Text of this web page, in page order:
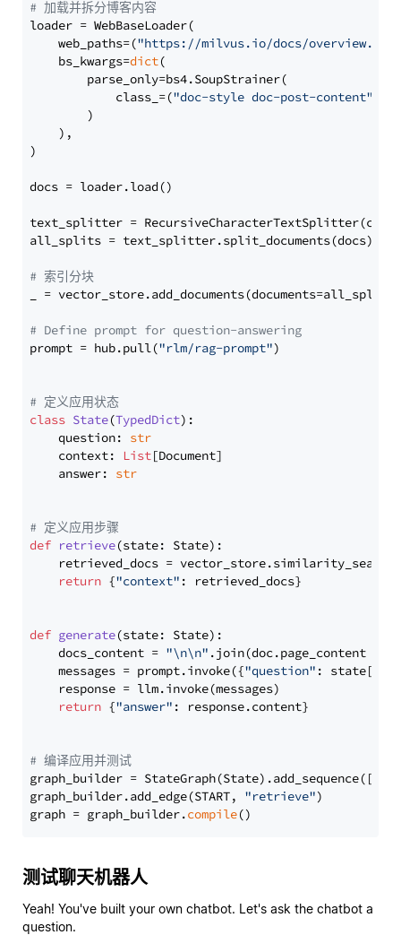
# 加载并拆分博客内容
loader = WebBaseLoader(
    web_paths=(
"https://milvus.io/docs/overview.md"
    bs_kwargs=
dict(
        parse_only=bs4.SoupStrainer(
            class_=(
"doc-style doc-post-content"
        )
    ),
)
docs = loader.load()
text_splitter =
all_splits = text_splitter.split_documents(docs)
# 索引分块
_ = vector_store.add_documents(documents=all_splits)
# Define prompt for question-answering
prompt = hub.pull("rlm/rag-prompt")
# 定义应用状态
class State(TypedDict):
    question:
str
    context:
List[Document]
    answer:
str
# 定义应用步骤
def retrieve(state: State):
retrieved_docs =
return {"context" : retrieved_docs}
def generate(state: State):
    docs_content =
"\n\n" .join(doc.page_content
    messages = prompt.invoke({
"question" : state[
    response = llm.invoke(messages)
return {"answer" : response.content}
# 编译应用并测试
graph_builder =
graph_builder.add_edge(START, "retrieve")
graph = graph_builder.compile
测试聊天机器人
Yeah! You've built your own chatbot. Let's ask the chatbot a
question.